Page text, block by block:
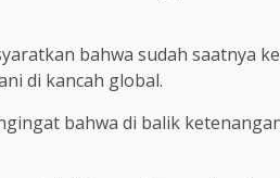
bahwa sudah saatnya
di kancah global.
bahwa di balik